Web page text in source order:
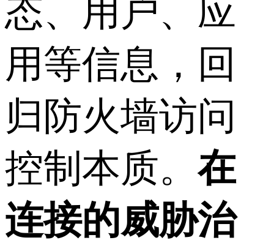
态、用户、应
用等信息，回
归防火墙访问
控制本质。在
连接的威胁治